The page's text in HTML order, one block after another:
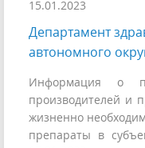
15.01.2023
Департамент
автономного
Информация о
производителей и
жизненно
препараты в